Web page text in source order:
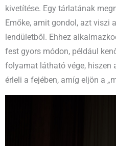
kivetítése. Egy tárlatának
Emőke, amit gondol, azt viszi
lendületből. Ehhez
fest gyors módon, például
folyamat látható vége, hiszen
érleli a fejében, amíg eljön a